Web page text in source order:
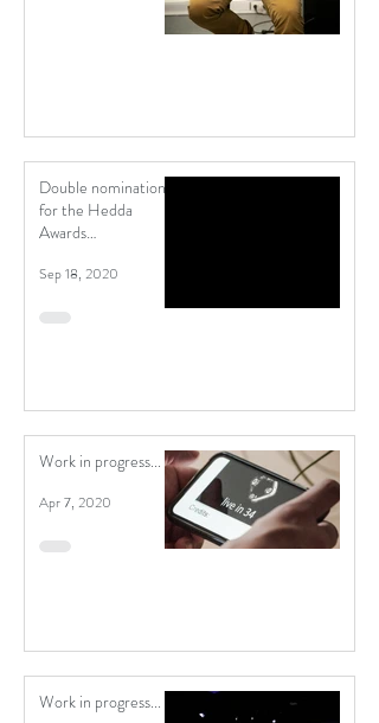
Double nomination
for the Hedda
Awards
Sep 18, 2020
Work in progress...
Apr 7, 2020
Work in progress...